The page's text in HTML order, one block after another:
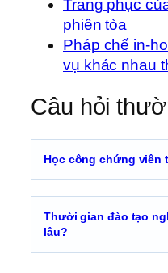
Trang phục
phiên tòa
Pháp chế in-
vụ khác nhau
Câu hỏi
Học công chứng viên
Thười gian đào tạo
lâu?